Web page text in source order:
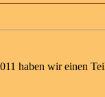
haben wir einen